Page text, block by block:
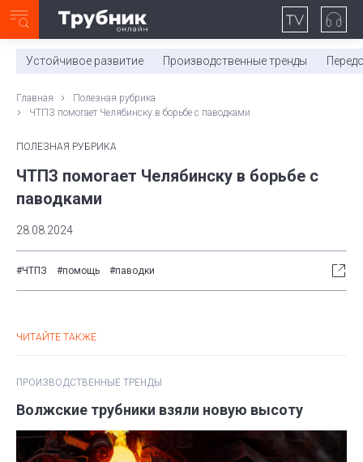
0:00/ 11:03
Устойчивое развитие Производственные тренды
Главная
Полезная рубрика
ЧТПЗ помогает Челябинску в борьбе с паводками
ПОЛЕЗНАЯ РУБРИКА
ЧТПЗ помогает Челябинску в борьбе с
паводками
28.08.2024
#ЧТПЗ #помощь #паводки
ЧИТАЙТЕ ТАКЖЕ
ПРОИЗВОДСТВЕННЫЕ ТРЕНДЫ
Волжские трубники взяли новую высоту